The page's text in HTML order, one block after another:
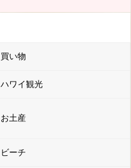
買い物
ハワイ観光
お土産
ビーチ